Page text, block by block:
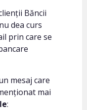
Băncii
dea curs
prin care se
mesaj care
mai
: